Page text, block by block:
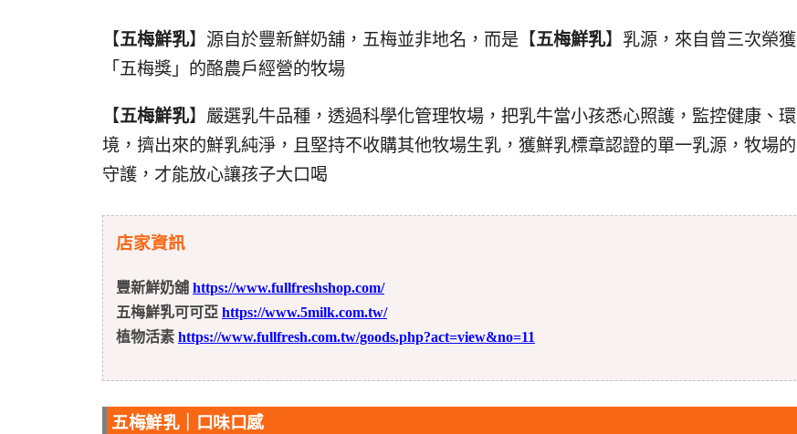
【五梅鮮乳】源自於豐新鮮奶舖，五梅並非地名，而是【五梅鮮乳】乳源，來自曾三次榮獲
「五梅獎」的酪農戶經營的牧場
【五梅鮮乳】嚴選乳牛品種，透過科學化管理牧場，把乳牛當小孩悉心照護，監控健康、環
境，擠出來的鮮乳純淨，且堅持不收購其他牧場生乳，獲鮮乳標章認證的單一乳源，牧場的
守護，才能放心讓孩子大口喝
店家資訊
豐新鮮奶舖 https://www.fullfreshshop.com/
五梅鮮乳可可亞 https://www.5milk.com.tw/
植物活素 https://www.fullfresh.com.tw/goods.php?act=view&no=11
五梅鮮乳｜口味口感